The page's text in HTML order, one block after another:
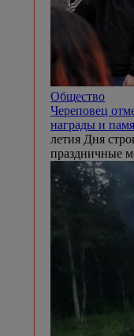
Общество
Череповец
награды и
летия Дня
праздничные